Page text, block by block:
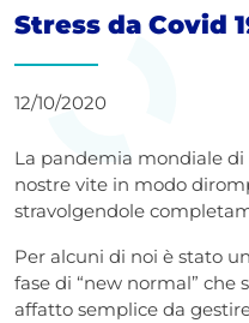
Stress da Covid
12/10/2020
La pandemia mondiale di
nostre vite in modo
stravolgendole
Per alcuni di noi è stato
fase di “new normal” che
affatto semplice da